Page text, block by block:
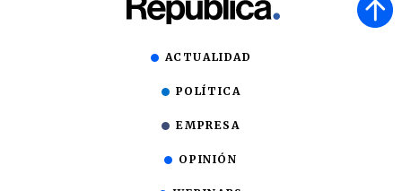
ACTUALIDAD
POLÍTICA
EMPRESA
OPINIÓN